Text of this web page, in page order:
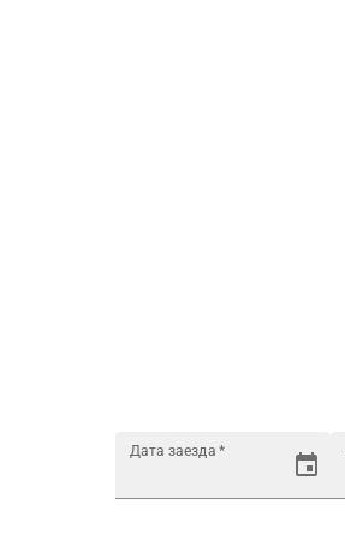
Дата заезда *